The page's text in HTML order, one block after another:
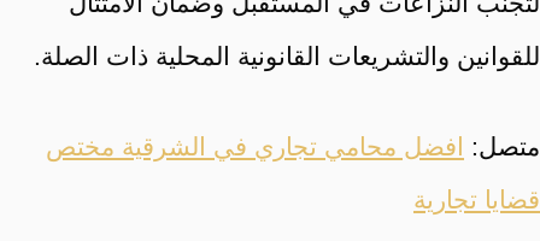
للقوانين والتشريعات القانونية المحلية ذات الصلة.
متصل:
افضل محامي تجاري في الشرقية مختص
قضايا تجارية